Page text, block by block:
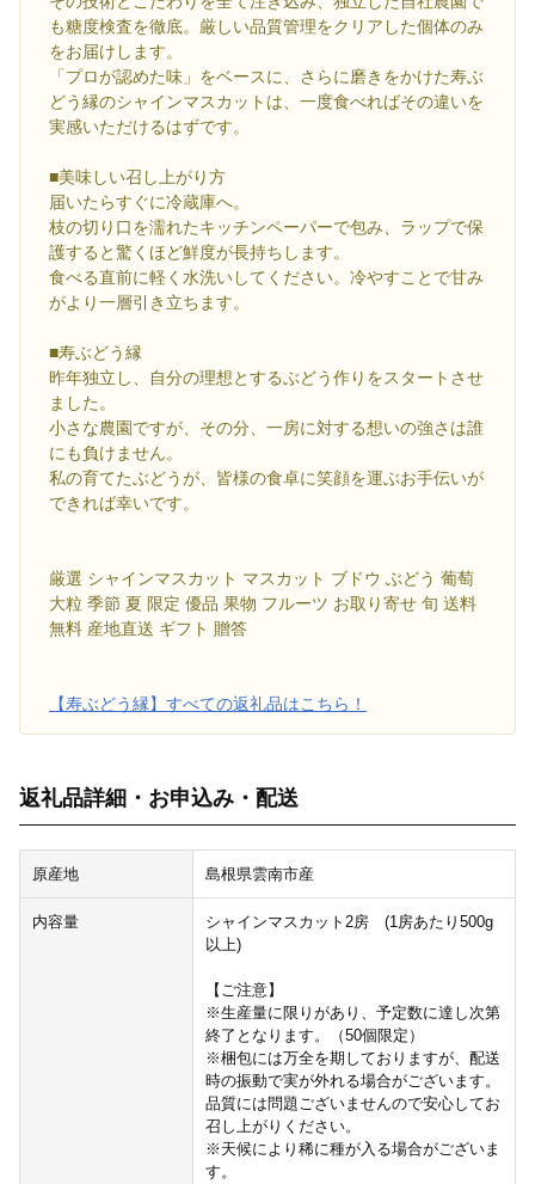
も糖度検査を徹底。厳しい品質管理をクリアした個体のみ
をお届けします。
「プロが認めた味」をベースに、さらに磨きをかけた寿ぶ
どう縁のシャインマスカットは、一度食べればその違いを
実感いただけるはずです。
■美味しい召し上がり方
届いたらすぐに冷蔵庫へ。
枝の切り口を濡れたキッチンペーパーで包み、ラップで保
護すると驚くほど鮮度が長持ちします。
食べる直前に軽く水洗いしてください。冷やすことで甘み
がより一層引き立ちます。
■寿ぶどう縁
昨年独立し、自分の理想とするぶどう作りをスタートさせ
ました。
小さな農園ですが、その分、一房に対する想いの強さは誰
にも負けません。
私の育てたぶどうが、皆様の食卓に笑顔を運ぶお手伝いが
できれば幸いです。
厳選 シャインマスカット マスカット ブドウ ぶどう 葡萄
大粒 季節 夏 限定 優品 果物 フルーツ お取り寄せ 旬 送料
無料 産地直送 ギフト 贈答
【寿ぶどう縁】すべての返礼品はこちら！
返礼品詳細・お申込み・配送
原産地 島根県雲南市産
内容量
シャインマスカット2房 (1房あたり500g
以上)
【ご注意】
※生産量に限りがあり、予定数に達し次第
終了となります。（50個限定）
※梱包には万全を期しておりますが、配送
時の振動で実が外れる場合がございます。
品質には問題ございませんので安心してお
召し上がりください。
※天候により稀に種が入る場合がございま
す。